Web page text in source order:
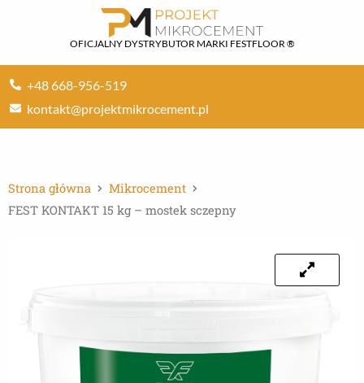
OFICJALNY DYSTRYBUTOR MARKI FESTFLOOR ®
+48 668-956-519
kontakt@projektmikrocement.pl
Strona główna
Mikrocement
FEST KONTAKT 15 kg – mostek sczepny